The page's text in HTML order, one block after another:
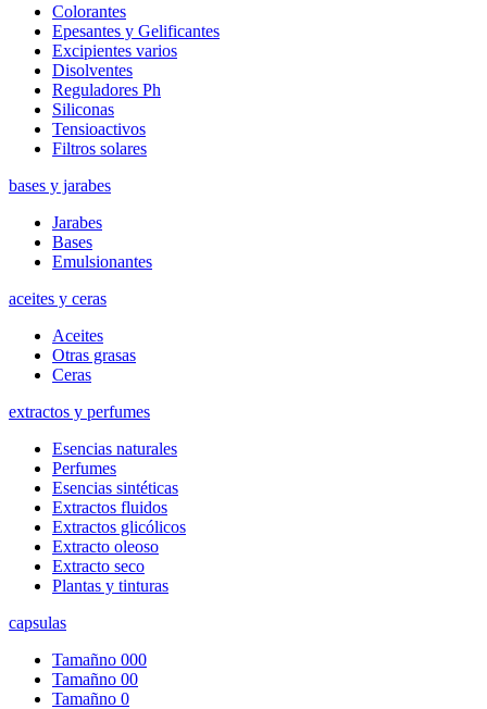
Colorantes
Epesantes y Gelificantes
Excipientes varios
Disolventes
Reguladores Ph
Siliconas
Tensioactivos
Filtros solares
bases y jarabes
Jarabes
Bases
Emulsionantes
aceites y ceras
Aceites
Otras grasas
Ceras
extractos y perfumes
Esencias naturales
Perfumes
Esencias sintéticas
Extractos fluidos
Extractos glicólicos
Extracto oleoso
Extracto seco
Plantas y tinturas
capsulas
Tamañno 000
Tamañno 00
Tamañno 0